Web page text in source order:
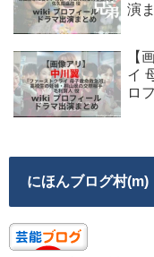
演
【
イ
ロ
にほんブログ村(m)